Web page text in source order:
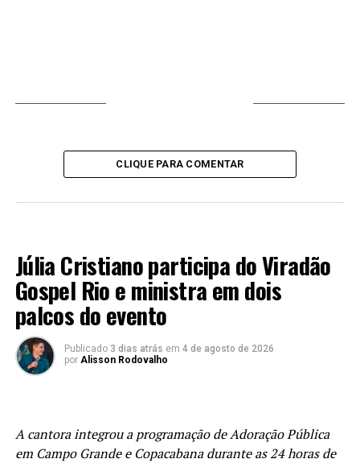
CLIQUE PARA COMENTAR
Júlia Cristiano participa do Viradão
Gospel Rio e ministra em dois
palcos do evento
Publicado 3 dias atrás em 4 de agosto de 2026
por Alisson Rodovalho
A cantora integrou a programação de Adoração Pública
em Campo Grande e Copacabana durante as 24 horas de